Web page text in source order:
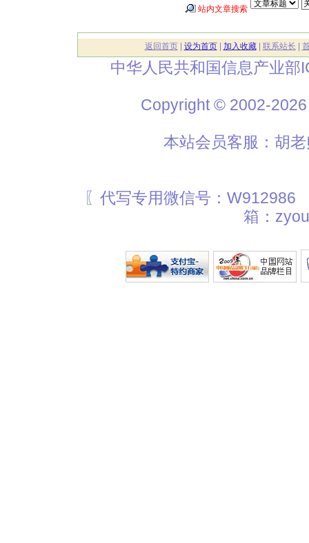
站内文章搜索
返回首页| 设为首页| 加入收藏| 联系站长
中华人民共和国信息产业部
Copyright © 2002-
本站会员客服：胡
〖代写专用微信号：
箱：